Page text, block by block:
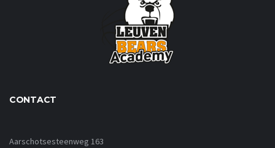
CONTACT
Aarschotsesteenweg 163